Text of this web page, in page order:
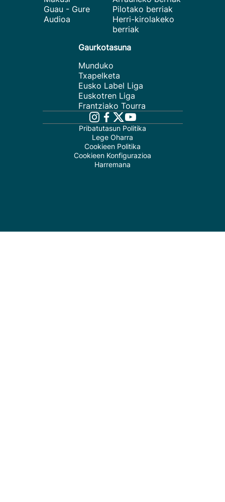
Guau - Gure
Audioa
Pilotako berriak
Herri-kirolakeko
berriak
Gaurkotasuna
Munduko
Txapelketa
Eusko Label Liga
Euskotren Liga
Frantziako Tourra
Pribatutasun Politika
Lege Oharra
Cookieen Politika
Cookieen Konfigurazioa
Harremana